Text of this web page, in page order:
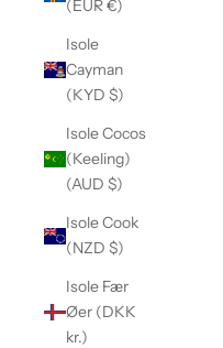
(EUR €)
Isole
Cayman
(KYD $)
Isole Cocos
(Keeling)
(AUD $)
Isole Cook
(NZD $)
Isole Fær
Øer (DKK
kr.)